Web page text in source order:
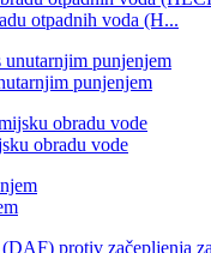
otpadnih voda (H...
punjenjem
obradu vode